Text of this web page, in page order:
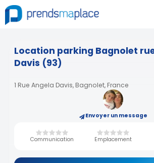
Location parking Bagnolet
Davis (93)
1 Rue Angela Davis, Bagnolet, France
Envoyer un message
Communication Emplacement